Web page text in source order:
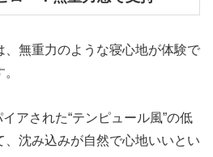
、無重力のような寝心地が体験で
アされた“テンピュール風”の低
、沈み込みが自然で心地いいとい